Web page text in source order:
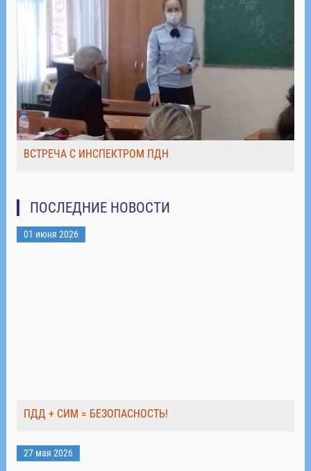
ВСТРЕЧА С ИНСПЕКТРОМ ПДН
ПОСЛЕДНИЕ НОВОСТИ
01 июня 2026
ПДД + СИМ = БЕЗОПАСНОСТЬ!
27 мая 2026